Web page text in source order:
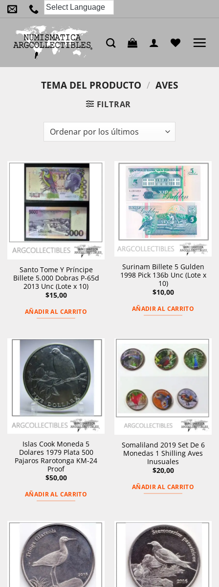
Saltar
al
contenido
TEMA DEL PRODUCTO / AVES
FILTRAR
Santo Tome Y Príncipe
Billete 5.000 Dobras P-65d
2013 Unc (Lote x 10)
$15,00
AÑADIR AL CARRITO
Surinam Billete 5 Gulden
1998 Pick 136b Unc (Lote x
10)
$10,00
AÑADIR AL CARRITO
Islas Cook Moneda 5
Dolares 1979 Plata 500
Pajaros Rarotonga KM-24
Proof
$50,00
AÑADIR AL CARRITO
Somaliland 2019 Set De 6
Monedas 1 Shilling Aves
Inusuales
$20,00
AÑADIR AL CARRITO